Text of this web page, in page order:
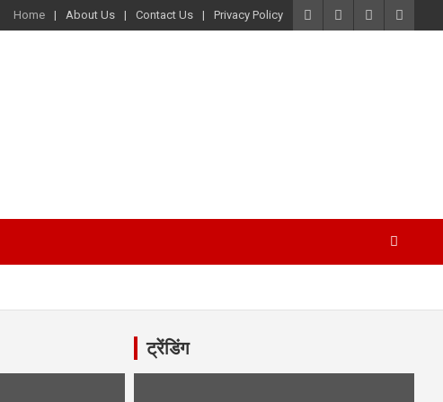
Home About Us Contact Us Privacy Policy
ट्रेंडिंग